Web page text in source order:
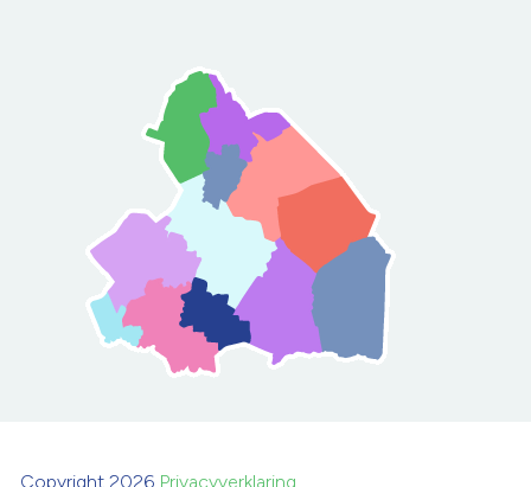
Copyright 2026 Privacyverklaring